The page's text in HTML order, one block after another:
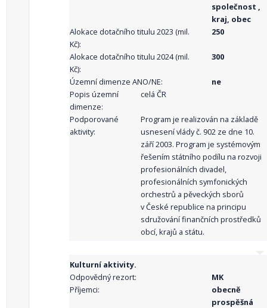
společnost ,
kraj, obec
Alokace dotačního titulu 2023 (mil.
Kč):
250
Alokace dotačního titulu 2024 (mil.
Kč):
300
Územní dimenze ANO/NE:
ne
Popis územní
dimenze:
celá ČR
Podporované
aktivity:
Program je realizován na základě
usnesení vlády č. 902 ze dne 10.
září 2003. Program je systémovým
řešením státního podílu na rozvoji
profesionálních divadel,
profesionálních symfonických
orchestrů a pěveckých sborů
v České republice na principu
sdružování finančních prostředků
obcí, krajů a státu.
Kulturní aktivity.
Odpovědný rezort:
MK
Příjemci:
obecně
prospěšná